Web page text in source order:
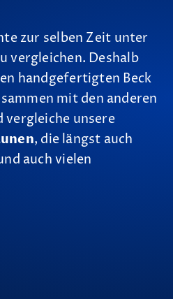
zur selben Zeit unter
vergleichen. Deshalb
handgefertigten Beck
mit den anderen
vergleiche unsere
, die längst auch
auch vielen